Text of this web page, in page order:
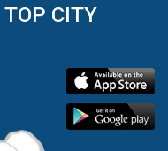
TOP CITY